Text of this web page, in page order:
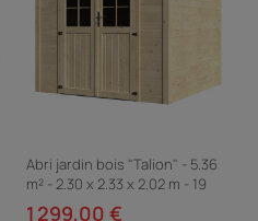
Abri jardin bois "Talion" - 5.36
m² - 2.30 x 2.33 x 2.02 m - 19
mm
1 299,00 €